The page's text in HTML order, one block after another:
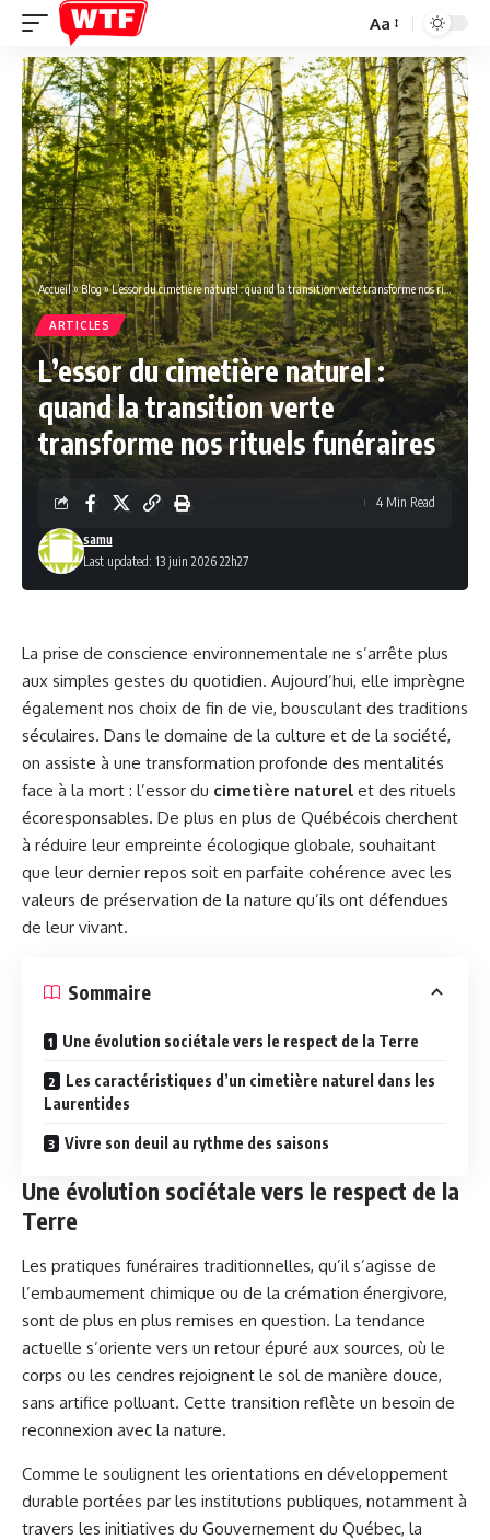
Font
Resizer
Aa
Accueil»Blog»L’essor du cimetière naturel : quand la transition verte transforme nos rituels funéraires
ARTICLES
L’essor du cimetière naturel :
quand la transition verte
transforme nos rituels funéraires
Last updated: 13 juin 2026 22h27
samu
4 Min Read
La prise de conscience environnementale ne s’arrête plus
aux simples gestes du quotidien. Aujourd’hui, elle imprègne
également nos choix de fin de vie, bousculant des traditions
séculaires. Dans le domaine de la culture et de la société,
on assiste à une transformation profonde des mentalités
face à la mort : l’essor du cimetière naturel et des rituels
écoresponsables. De plus en plus de Québécois cherchent
à réduire leur empreinte écologique globale, souhaitant
que leur dernier repos soit en parfaite cohérence avec les
valeurs de préservation de la nature qu’ils ont défendues
de leur vivant.
Sommaire
Une évolution sociétale vers le respect de la Terre
Les caractéristiques d’un cimetière naturel dans les
Laurentides
Vivre son deuil au rythme des saisons
Une évolution sociétale vers le respect de la
Terre
Les pratiques funéraires traditionnelles, qu’il s’agisse de
l’embaumement chimique ou de la crémation énergivore,
sont de plus en plus remises en question. La tendance
actuelle s’oriente vers un retour épuré aux sources, où le
corps ou les cendres rejoignent le sol de manière douce,
sans artifice polluant. Cette transition reflète un besoin de
reconnexion avec la nature.
Comme le soulignent les orientations en développement
durable portées par les institutions publiques, notamment à
travers les initiatives du Gouvernement du Québec, la